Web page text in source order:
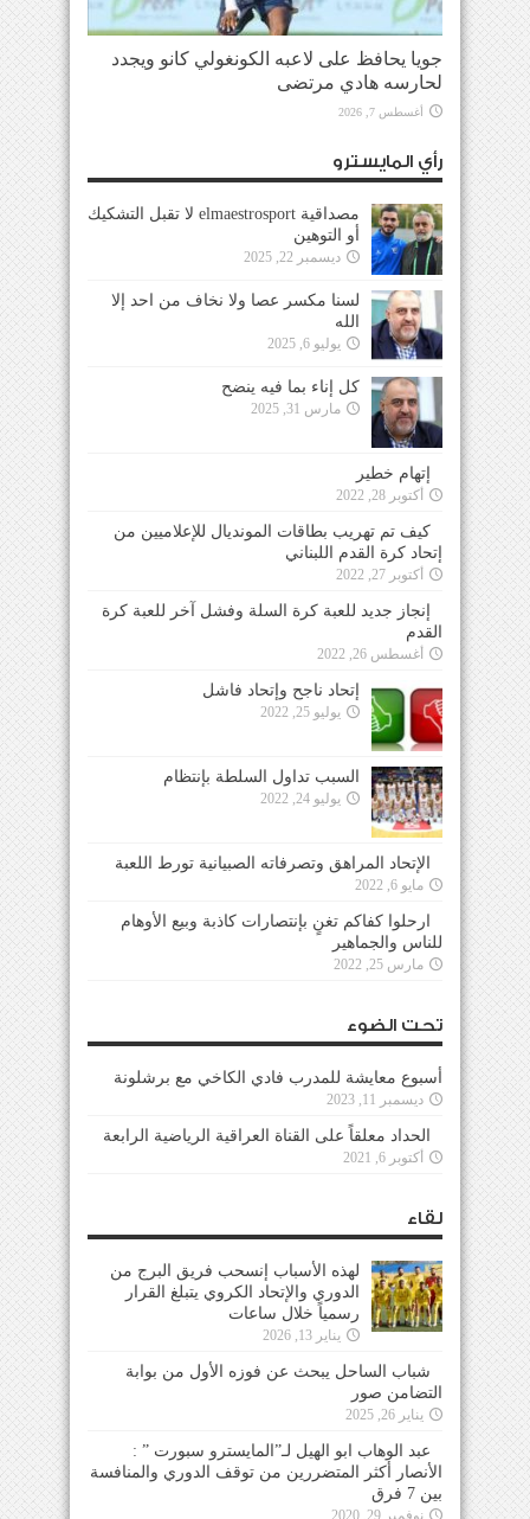
جويا يحافظ على لاعبه الكونغولي كانو ويجدد
لحارسه هادي مرتضى
أغسطس 7, 2026
رأي المايسترو
مصداقية elmaestrosport لا تقبل التشكيك
أو التوهين
ديسمبر 22, 2025
لسنا مكسر عصا ولا نخاف من احد إلا
الله
يوليو 6, 2025
كل إناء بما فيه ينضح
مارس 31, 2025
إتهام خطير
أكتوبر 28, 2022
كيف تم تهريب بطاقات المونديال للإعلاميين من
إتحاد كرة القدم اللبناني
أكتوبر 27, 2022
إنجاز جديد للعبة كرة السلة وفشل آخر للعبة كرة
القدم
أغسطس 26, 2022
إتحاد ناجح وإتحاد فاشل
يوليو 25, 2022
السبب تداول السلطة بإنتظام
يوليو 24, 2022
الإتحاد المراهق وتصرفاته الصبيانية تورط اللعبة
مايو 6, 2022
ارحلوا كفاكم تغنٍ بإنتصارات كاذبة وبيع الأوهام
للناس والجماهير
مارس 25, 2022
تحت الضوء
أسبوع معايشة للمدرب فادي الكاخي مع برشلونة
ديسمبر 11, 2023
الحداد معلقاً على القناة العراقية الرياضية الرابعة
أكتوبر 6, 2021
لقاء
لهذه الأسباب إنسحب فريق البرج من
الدوري والإتحاد الكروي يتبلغ القرار
رسمياً خلال ساعات
يناير 13, 2026
شباب الساحل يبحث عن فوزه الأول من بوابة
التضامن صور
يناير 26, 2025
عبد الوهاب ابو الهيل لـ”المايسترو سبورت ” :
الأنصار أكثر المتضررين من توقف الدوري والمنافسة
بين 7 فرق
نوفمبر 29, 2020